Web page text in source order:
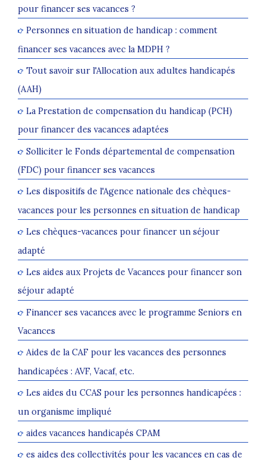
pour financer ses vacances ?
Personnes en situation de handicap : comment
financer ses vacances avec la MDPH ?
Tout savoir sur l'Allocation aux adultes handicapés
(AAH)
La Prestation de compensation du handicap (PCH)
pour financer des vacances adaptées
Solliciter le Fonds départemental de compensation
(FDC) pour financer ses vacances
Les dispositifs de l'Agence nationale des chèques-
vacances pour les personnes en situation de handicap
Les chèques-vacances pour financer un séjour
adapté
Les aides aux Projets de Vacances pour financer son
séjour adapté
Financer ses vacances avec le programme Seniors en
Vacances
Aides de la CAF pour les vacances des personnes
handicapées : AVF, Vacaf, etc.
Les aides du CCAS pour les personnes handicapées :
un organisme impliqué
aides vacances handicapés CPAM
es aides des collectivités pour les vacances en cas de